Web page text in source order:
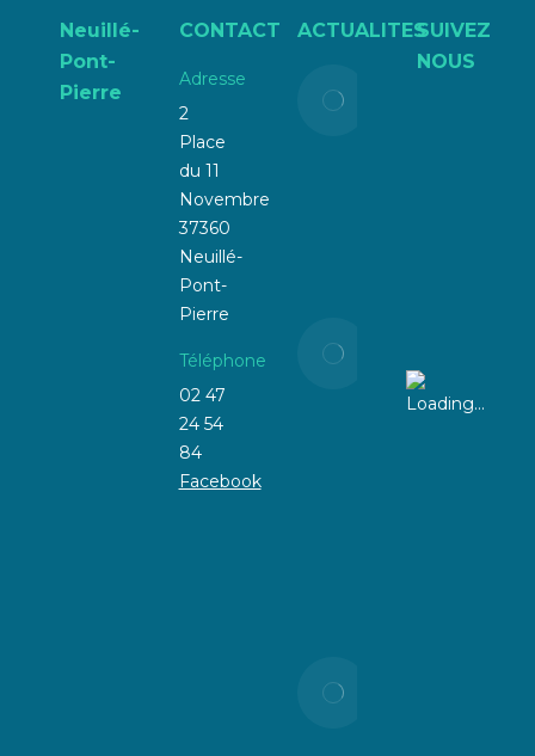
Neuillé-
Pont-
Pierre
CONTACT
Adresse
2
Place
du 11
Novembre
37360
Neuillé-
Pont-
Pierre
Téléphone
02 47
24 54
84
Facebook
ACTUALITES
Incendie &
Voisinage :
SUIVEZ
NOUS